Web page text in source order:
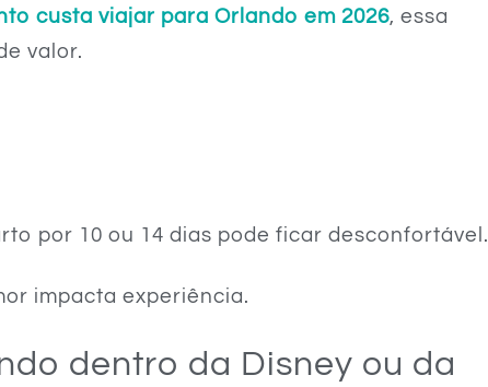
custa viajar para Orlando em 2026, essa
valor.
por 10 ou 14 dias pode ficar desconfortável.
impacta experiência.
dentro da Disney ou da